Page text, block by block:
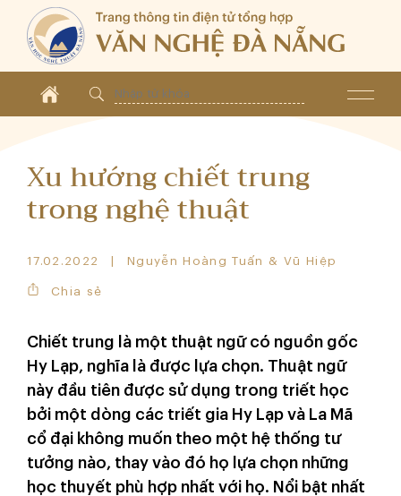
Xu hướng chiết trung
trong nghệ thuật
17.02.2022 Nguyễn Hoàng Tuấn & Vũ Hiệp
Chia sẻ
Chiết trung là một thuật ngữ có nguồn gốc
Hy Lạp, nghĩa là được lựa chọn. Thuật ngữ
này đầu tiên được sử dụng trong triết học
bởi một dòng các triết gia Hy Lạp và La Mã
cổ đại không muốn theo một hệ thống tư
tưởng nào, thay vào đó họ lựa chọn những
học thuyết phù hợp nhất với họ. Nổi bật nhất